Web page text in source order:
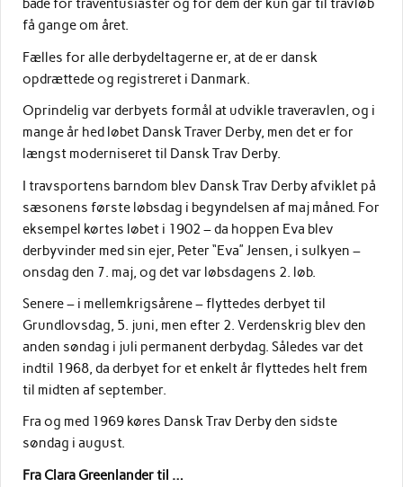
både for traventusiaster og for dem der kun går til travløb
få gange om året.
Fælles for alle derbydeltagerne er, at de er dansk
opdrættede og registreret i Danmark.
Oprindelig var derbyets formål at udvikle traveravlen, og i
mange år hed løbet Dansk Traver Derby, men det er for
længst moderniseret til Dansk Trav Derby.
I travsportens barndom blev Dansk Trav Derby afviklet på
sæsonens første løbsdag i begyndelsen af maj måned. For
eksempel kørtes løbet i 1902 – da hoppen Eva blev
derbyvinder med sin ejer, Peter “Eva” Jensen, i sulkyen –
onsdag den 7. maj, og det var løbsdagens 2. løb.
Senere – i mellemkrigsårene – flyttedes derbyet til
Grundlovsdag, 5. juni, men efter 2. Verdenskrig blev den
anden søndag i juli permanent derbydag. Således var det
indtil 1968, da derbyet for et enkelt år flyttedes helt frem
til midten af september.
Fra og med 1969 køres Dansk Trav Derby den sidste
søndag i august.
Fra Clara Greenlander til …